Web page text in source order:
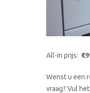
All-in prijs:
Wenst u een
vraag? Vul het